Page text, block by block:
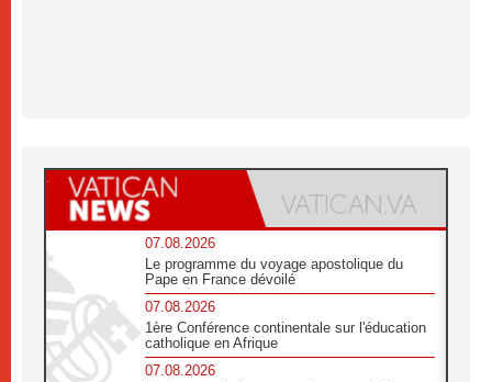
07.08.2026
Le programme du voyage apostolique du
Pape en France dévoilé
07.08.2026
1ère Conférence continentale sur l'éducation
catholique en Afrique
07.08.2026